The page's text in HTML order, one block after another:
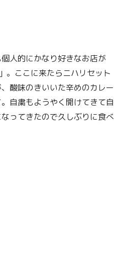
人的にかなり好きなお店が
。ここに来たらニハリセット
酸味のきいいた辛めのカレー
自粛もようやく開けてきて自
ってきたので久しぶりに食べ